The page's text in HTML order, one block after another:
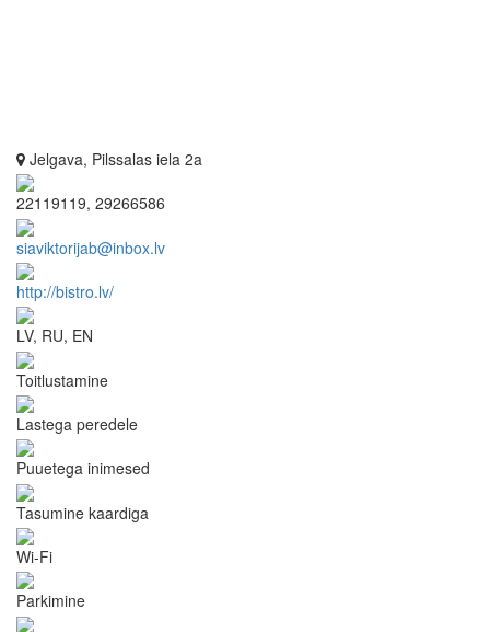
Jelgava, Pilssalas iela 2a
22119119, 29266586
siaviktorijab@inbox.lv
http://bistro.lv/
LV, RU, EN
Toitlustamine
Lastega peredele
Puuetega inimesed
Tasumine kaardiga
Wi-Fi
Parkimine